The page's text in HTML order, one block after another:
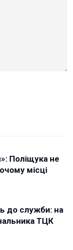
Поліщука не
місці
до служби: на
ТЦК